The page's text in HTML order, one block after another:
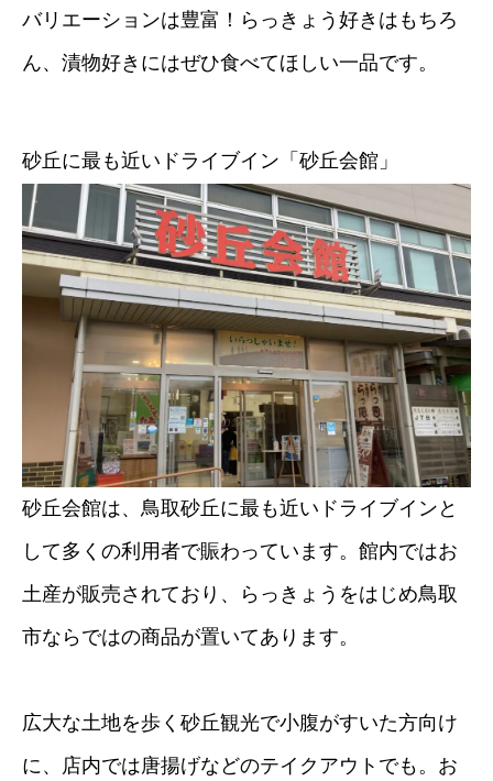
バリエーションは豊富！らっきょう好きはもちろ
ん、漬物好きにはぜひ食べてほしい一品です。
砂丘に最も近いドライブイン「砂丘会館」
砂丘会館は、鳥取砂丘に最も近いドライブインと
して多くの利用者で賑わっています。館内ではお
土産が販売されており、らっきょうをはじめ鳥取
市ならではの商品が置いてあります。
広大な土地を歩く砂丘観光で小腹がすいた方向け
に、店内では唐揚げなどのテイクアウトでも。お